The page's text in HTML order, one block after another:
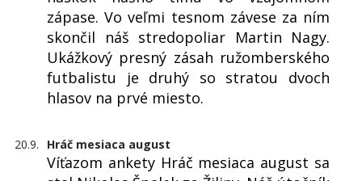
zápase. Vo veľmi tesnom závese za ním
skončil náš stredopoliar Martin Nagy.
Ukážkový presný zásah ružomberského
futbalistu je druhý so stratou dvoch
hlasov na prvé miesto.
20.9. Hráč mesiaca august
Víťazom ankety Hráč mesiaca august sa